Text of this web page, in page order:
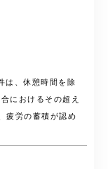
は、休憩時間を除
におけるその超え
疲労の蓄積が認め